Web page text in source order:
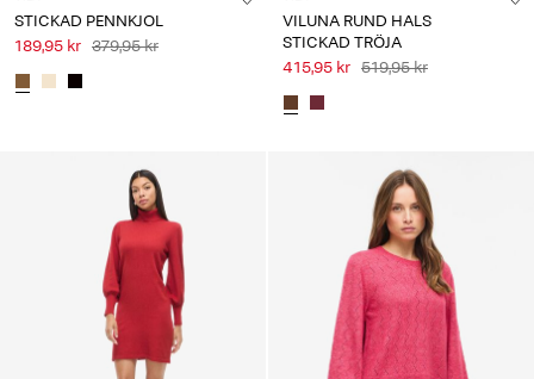
STICKAD PENNKJOL
189,95 kr 379,95 kr
VILUNA RUND HALS
STICKAD TRÖJA
415,95 kr 519,95 kr